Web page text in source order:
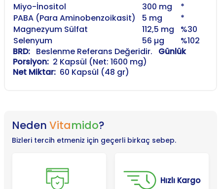
Miyo-İnositol 300 mg
*
PABA (Para Aminobenzoikasit)
5 mg
*
Magnezyum Sülfat
112,5 mg
%30
Selenyum
56 µg
%102
BRD: Beslenme Referans Değeridir. Günlük
Porsiyon: 2 Kapsül (Net: 1600 mg)
Net Miktar: 60 Kapsül (48 gr)
Neden Vitamido?
Bizleri tercih etmeniz için geçerli birkaç sebep.
Hızlı Kargo